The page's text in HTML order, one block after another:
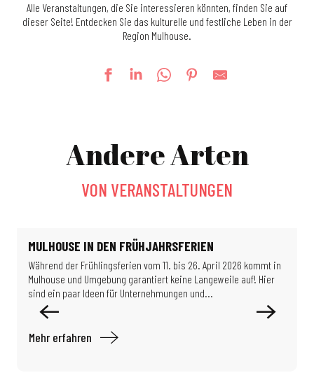
Alle Veranstaltungen, die Sie interessieren könnten, finden Sie auf
dieser Seite! Entdecken Sie das kulturelle und festliche Leben in der
Region Mulhouse.
Le jardin de Michèle
Escape game: Das Rätsel des Professors Proton
La Guinguette bascule
Ausstellung – Migration & Klima: Wie können wir in unserer Welt leben?
Führung des Temple Saint-Etienne
Ausstellung: Les puits disparus (Die verschwundenen Brunnen)
Ausstellung: Limits of Control
Andere Arten
VON VERANSTALTUNGEN
MULHOUSE IN DEN FRÜHJAHRSFERIEN
Während der Frühlingsferien vom 11. bis 26. April 2026 kommt in
Mulhouse und Umgebung garantiert keine Langeweile auf! Hier
sind ein paar Ideen für Unternehmungen und...
Mehr erfahren